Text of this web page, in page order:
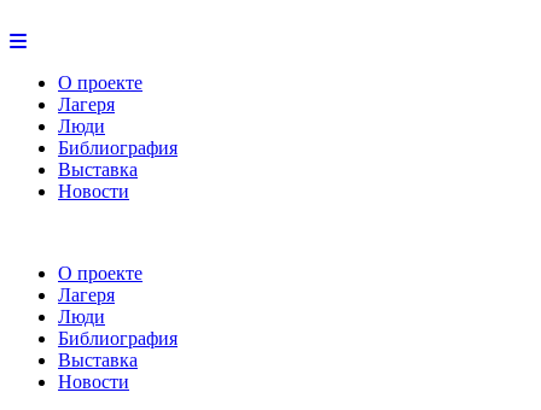
О проекте
Лагеря
Люди
Библиография
Выставка
Новости
О проекте
Лагеря
Люди
Библиография
Выставка
Новости